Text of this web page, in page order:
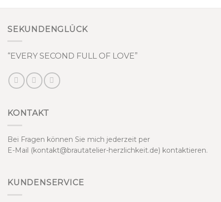
SEKUNDENGLÜCK
“EVERY SECOND FULL OF LOVE”
KONTAKT
Bei Fragen können Sie mich jederzeit per
E-Mail (kontakt@brautatelier-herzlichkeit.de) kontaktieren.
KUNDENSERVICE